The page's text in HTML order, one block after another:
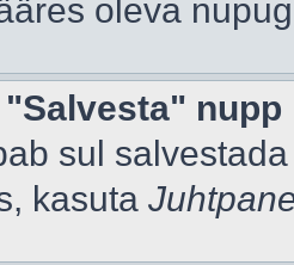
oleva
sul
kasuta